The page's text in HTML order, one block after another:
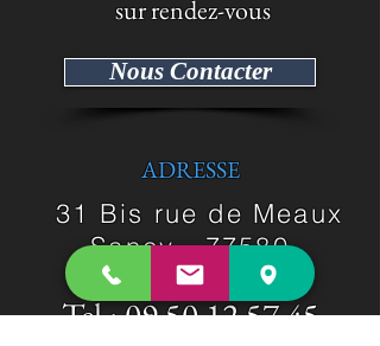
sur rendez-vous
Nous Contacter
ADRESSE
31 Bis rue de Meaux
Sancy -77580
Tel :09 50 12 57 45